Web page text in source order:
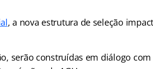
, a nova estrutura de seleção
serão construídas em diálogo